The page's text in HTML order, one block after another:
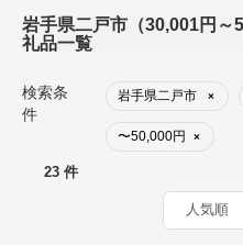
岩手県二戸市（30,001円～
礼品一覧
検索条
件
岩手県二戸市 ×
〜50,000円 ×
23 件